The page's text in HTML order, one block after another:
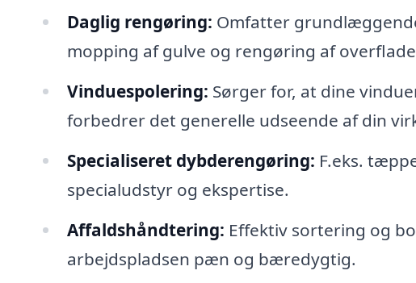
Daglig rengøring: Omfatter
mopping af gulve og rengøring af
Vinduespolering: Sørger for, at dine
forbedrer det generelle udseende af din
Specialiseret dybderengøring: F.eks.
specialudstyr og ekspertise.
Affaldshåndtering: Effektiv sortering og
arbejdspladsen pæn og bæredygtig.